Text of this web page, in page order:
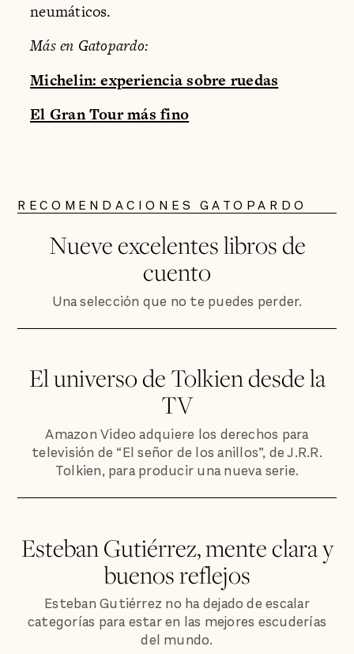
neumáticos.
Más en Gatopardo:
Michelin: experiencia sobre ruedas
El Gran Tour más fino
RECOMENDACIONES GATOPARDO
Nueve excelentes libros de
cuento
Una selección que no te puedes perder.
El universo de Tolkien desde la
TV
Amazon Video adquiere los derechos para
televisión de “El señor de los anillos”, de J.R.R.
Tolkien, para producir una nueva serie.
Esteban Gutiérrez, mente clara y
buenos reflejos
Esteban Gutiérrez no ha dejado de escalar
categorías para estar en las mejores escuderías
del mundo.